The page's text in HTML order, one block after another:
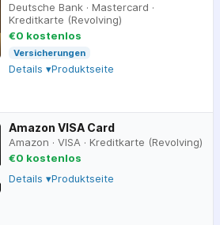
Deutsche Bank · Mastercard ·
Kreditkarte (Revolving)
€0 kostenlos
Versicherungen
Details ▾Produktseite
Amazon VISA Card
Amazon · VISA · Kreditkarte (Revolving)
€0 kostenlos
Details ▾Produktseite